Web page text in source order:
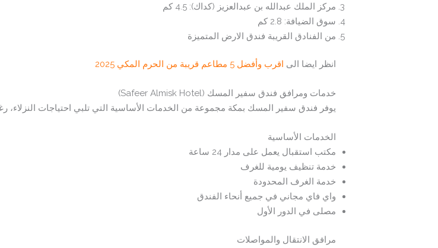
مركز الملك عبدالله بن عبدالعزيز (كداك): 4.5 كم
سوق الضيافة: 2.8 كم
من الفنادق القريبة فندق الارض المتميزة
انظر ايضا الى اقرب وأفضل 5 مطاعم قريبة من الحرم المكي 2025
خدمات ومرافق فندق سفير المسك (Safeer Almisk Hotel)
يوفر فندق سفير المسك بمكة مجموعة من الخدمات الأساسية التي تلبي احتياجات النزلاء،
الخدمات الأساسية
مكتب استقبال يعمل على مدار 24 ساعة
خدمة تنظيف يومية للغرف
خدمة الغرف المحدودة
واي فاي مجاني في جميع أنحاء الفندق
مصلى في الدور الأول
مرافق الانتقال والمواصلات